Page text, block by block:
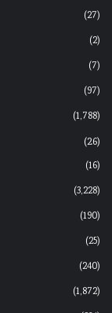
(27)
(2)
(7)
(97)
(1,788)
(26)
(16)
(3,228)
(190)
(25)
(240)
(1,872)